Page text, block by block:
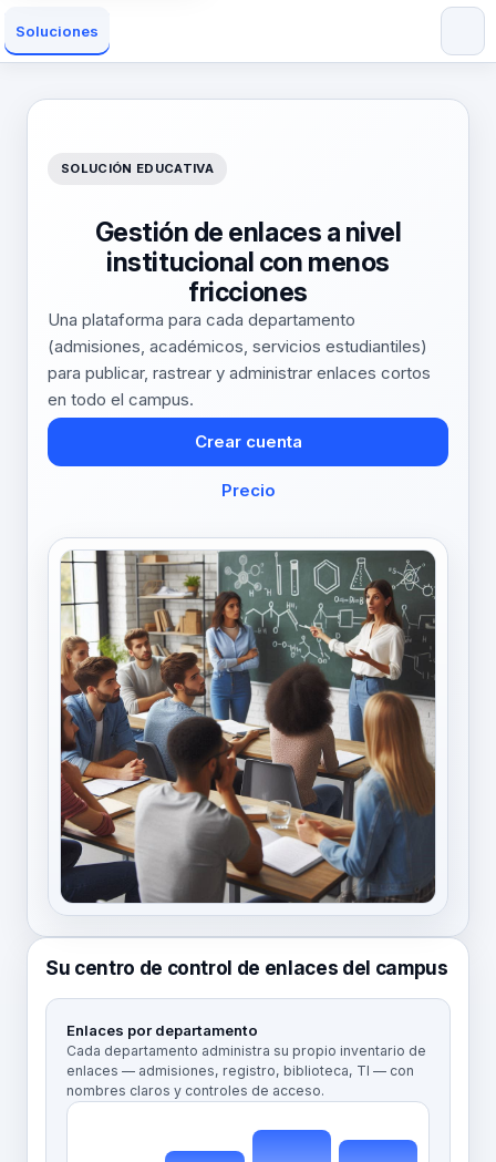
Soluciones
SOLUCIÓN EDUCATIVA
Gestión de enlaces a nivel
institucional con menos
fricciones
Una plataforma para cada departamento
(admisiones, académicos, servicios estudiantiles)
para publicar, rastrear y administrar enlaces cortos
en todo el campus.
Crear cuenta
Precio
Su centro de control de enlaces del campus
Enlaces por departamento
Cada departamento administra su propio inventario de
enlaces — admisiones, registro, biblioteca, TI — con
nombres claros y controles de acceso.